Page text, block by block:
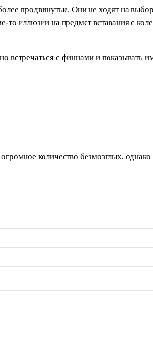
продвинутые. Они не ходят на
иллюзии на предмет вставания с
с финнами и показывать
количество безмозглых, однако